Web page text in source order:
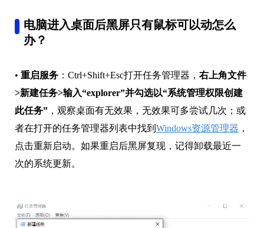
电脑进入桌面后黑屏只有鼠标可以动怎么
办？
• 重启服务 ：Ctrl+Shift+Esc打开任务管理器， 右上角文件
>新建任务>输入“explorer”并勾选以“系统管理权限创建
此任务” ，观察桌面有无效果，无效果可多尝试几次；或
者在打开的任务管理器列表中找到 Windows资源管理器 ，
点击重新启动。如果重启后黑屏复现，记得卸载最近一
次的系统更新。